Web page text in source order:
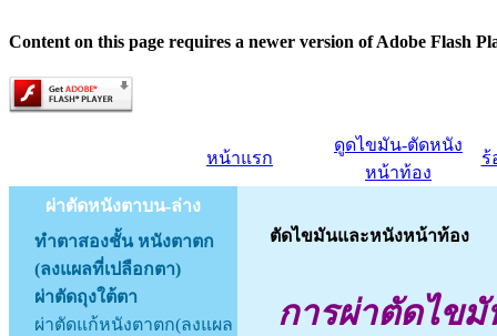
Content on this page requires a newer version of Adobe Flash
หน้าแรก
ดูดไขมัน-ตัดหนัง
หน้าท้อง
ร้
ผ่าตัดหนังตาบน-ล่าง
ทำตาสองชั้น หนังตาตก
(ลงแผลที่เปลือกตา)
ผ่าตัดถุงใต้ตา
ผ่าตัดแก้หนังตาตก(ลงแผล
ตัดไขมันและหนังหน้าท้อง
การผ่าตัดไข